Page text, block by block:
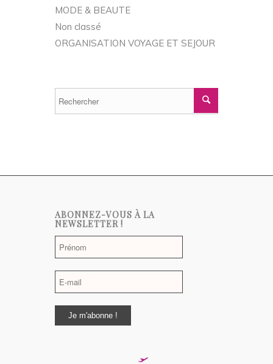
MODE & BEAUTE
Non classé
ORGANISATION VOYAGE ET SEJOUR
ABONNEZ-VOUS À LA
NEWSLETTER !